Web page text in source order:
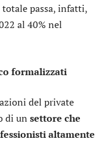
passa, infatti,
al 40% nel
formalizzati
del private
di un settore che
altamente